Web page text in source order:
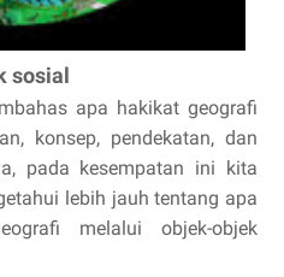
sosial
apa hakikat geografi
konsep, pendekatan, dan
pada kesempatan ini kita
lebih jauh tentang apa
melalui objek-objek